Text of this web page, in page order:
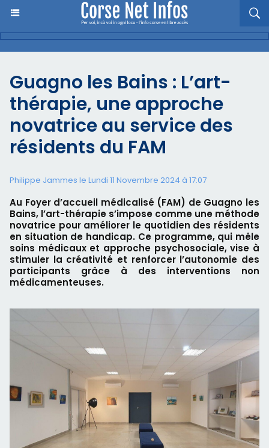
Guagno les Bains : L’art-
thérapie, une approche
novatrice au service des
résidents du FAM
Philippe Jammes le Lundi 11 Novembre 2024 à 17:07
Au Foyer d’accueil médicalisé (FAM) de Guagno les
Bains, l’art-thérapie s’impose comme une méthode
novatrice pour améliorer le quotidien des résidents
en situation de handicap. Ce programme, qui mêle
soins médicaux et approche psychosociale, vise à
stimuler la créativité et renforcer l’autonomie des
participants grâce à des interventions non
médicamenteuses.